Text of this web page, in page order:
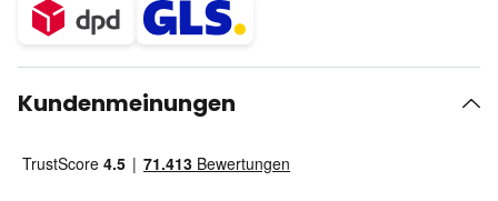
Kundenmeinungen